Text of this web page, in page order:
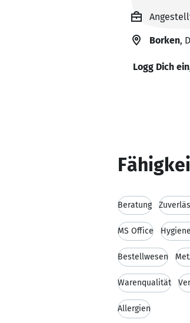
Borken,
Logg Dich
Beratung
MS Office
Bestellwesen
Warenqualität
Allergien